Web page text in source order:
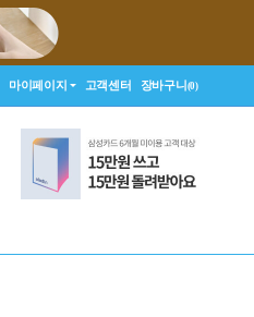
마이페이지 고객센터 장바구니(0)